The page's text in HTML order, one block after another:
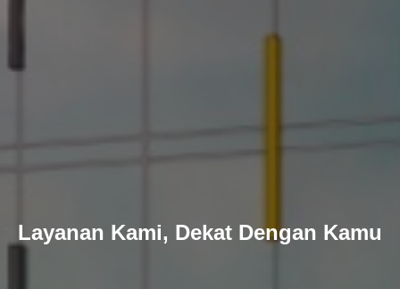
Layanan Kami, Dekat Dengan Kamu